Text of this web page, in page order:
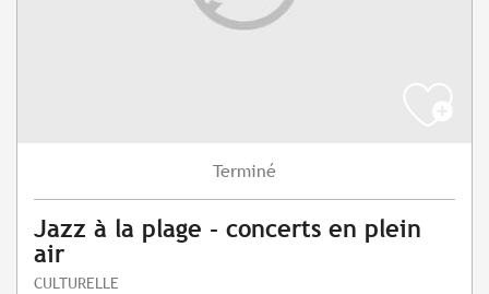
Terminé
Jazz à la plage - concerts en plein
air
CULTURELLE